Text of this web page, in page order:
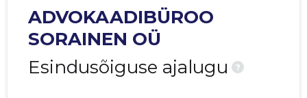
ADVOKAADIBÜROO
SORAINEN OÜ
Esindusõiguse ajalugu
?